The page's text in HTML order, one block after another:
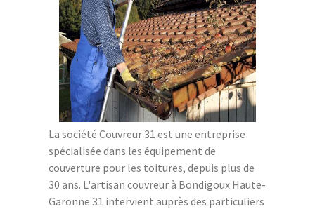
La société Couvreur 31 est une entreprise
spécialisée dans les équipement de
couverture pour les toitures, depuis plus de
30 ans. L'artisan couvreur à Bondigoux Haute-
Garonne 31 intervient auprès des particuliers